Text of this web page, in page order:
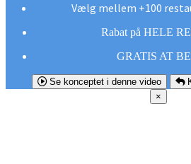
Vælg mellem +100
Rabat på HELE
GRATIS AT
Se konceptet i denne video
×